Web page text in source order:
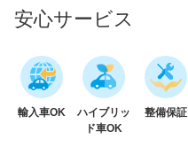
安心サービス
輸入車OK
ハイブリッ
ド車OK
整備保証